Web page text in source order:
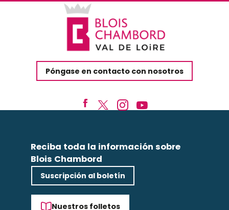
Póngase en contacto con nosotros
Reciba toda la información sobre
Blois Chambord
Suscripción al boletín
Nuestros folletos